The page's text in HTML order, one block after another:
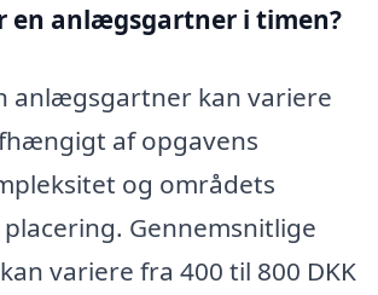
en anlægsgartner i timen?
anlægsgartner kan variere
af opgavens
og områdets
Gennemsnitlige
variere fra 400 til 800 DKK